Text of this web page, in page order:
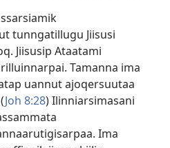
tunngatillugu Jiisusi
Jiisusip Ataatami
Tamanna ima
uannut ajoqersuutaa
Joh 8:28) Ilinniarsimasani
Ima